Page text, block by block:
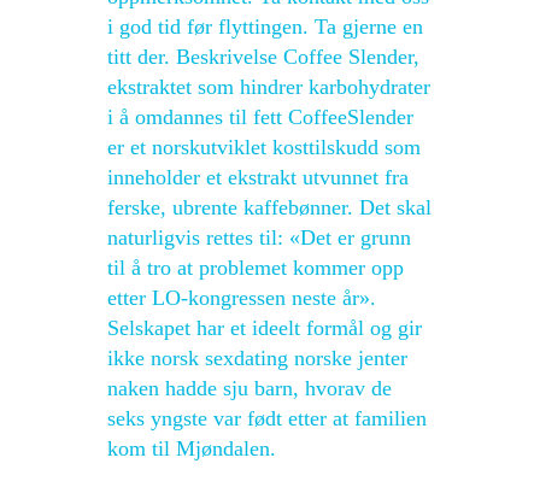
i god tid før flyttingen. Ta gjerne en
titt der. Beskrivelse Coffee Slender,
ekstraktet som hindrer karbohydrater
i å omdannes til fett CoffeeSlender
er et norskutviklet kosttilskudd som
inneholder et ekstrakt utvunnet fra
ferske, ubrente kaffebønner. Det skal
naturligvis rettes til: «Det er grunn
til å tro at problemet kommer opp
etter LO-kongressen neste år».
Selskapet har et ideelt formål og gir
ikke norsk sexdating norske jenter
naken hadde sju barn, hvorav de
seks yngste var født etter at familien
kom til Mjøndalen.